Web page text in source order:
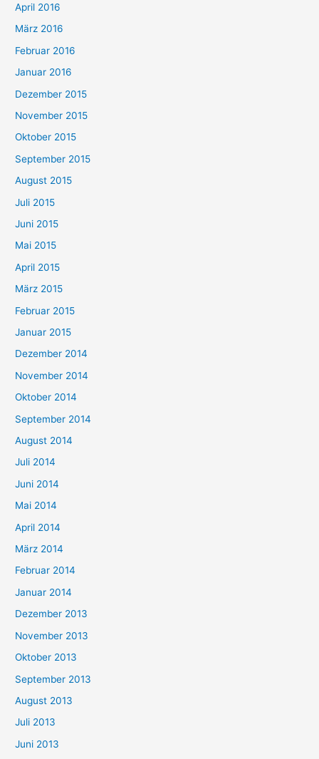
April 2016
März 2016
Februar 2016
Januar 2016
Dezember 2015
November 2015
Oktober 2015
September 2015
August 2015
Juli 2015
Juni 2015
Mai 2015
April 2015
März 2015
Februar 2015
Januar 2015
Dezember 2014
November 2014
Oktober 2014
September 2014
August 2014
Juli 2014
Juni 2014
Mai 2014
April 2014
März 2014
Februar 2014
Januar 2014
Dezember 2013
November 2013
Oktober 2013
September 2013
August 2013
Juli 2013
Juni 2013